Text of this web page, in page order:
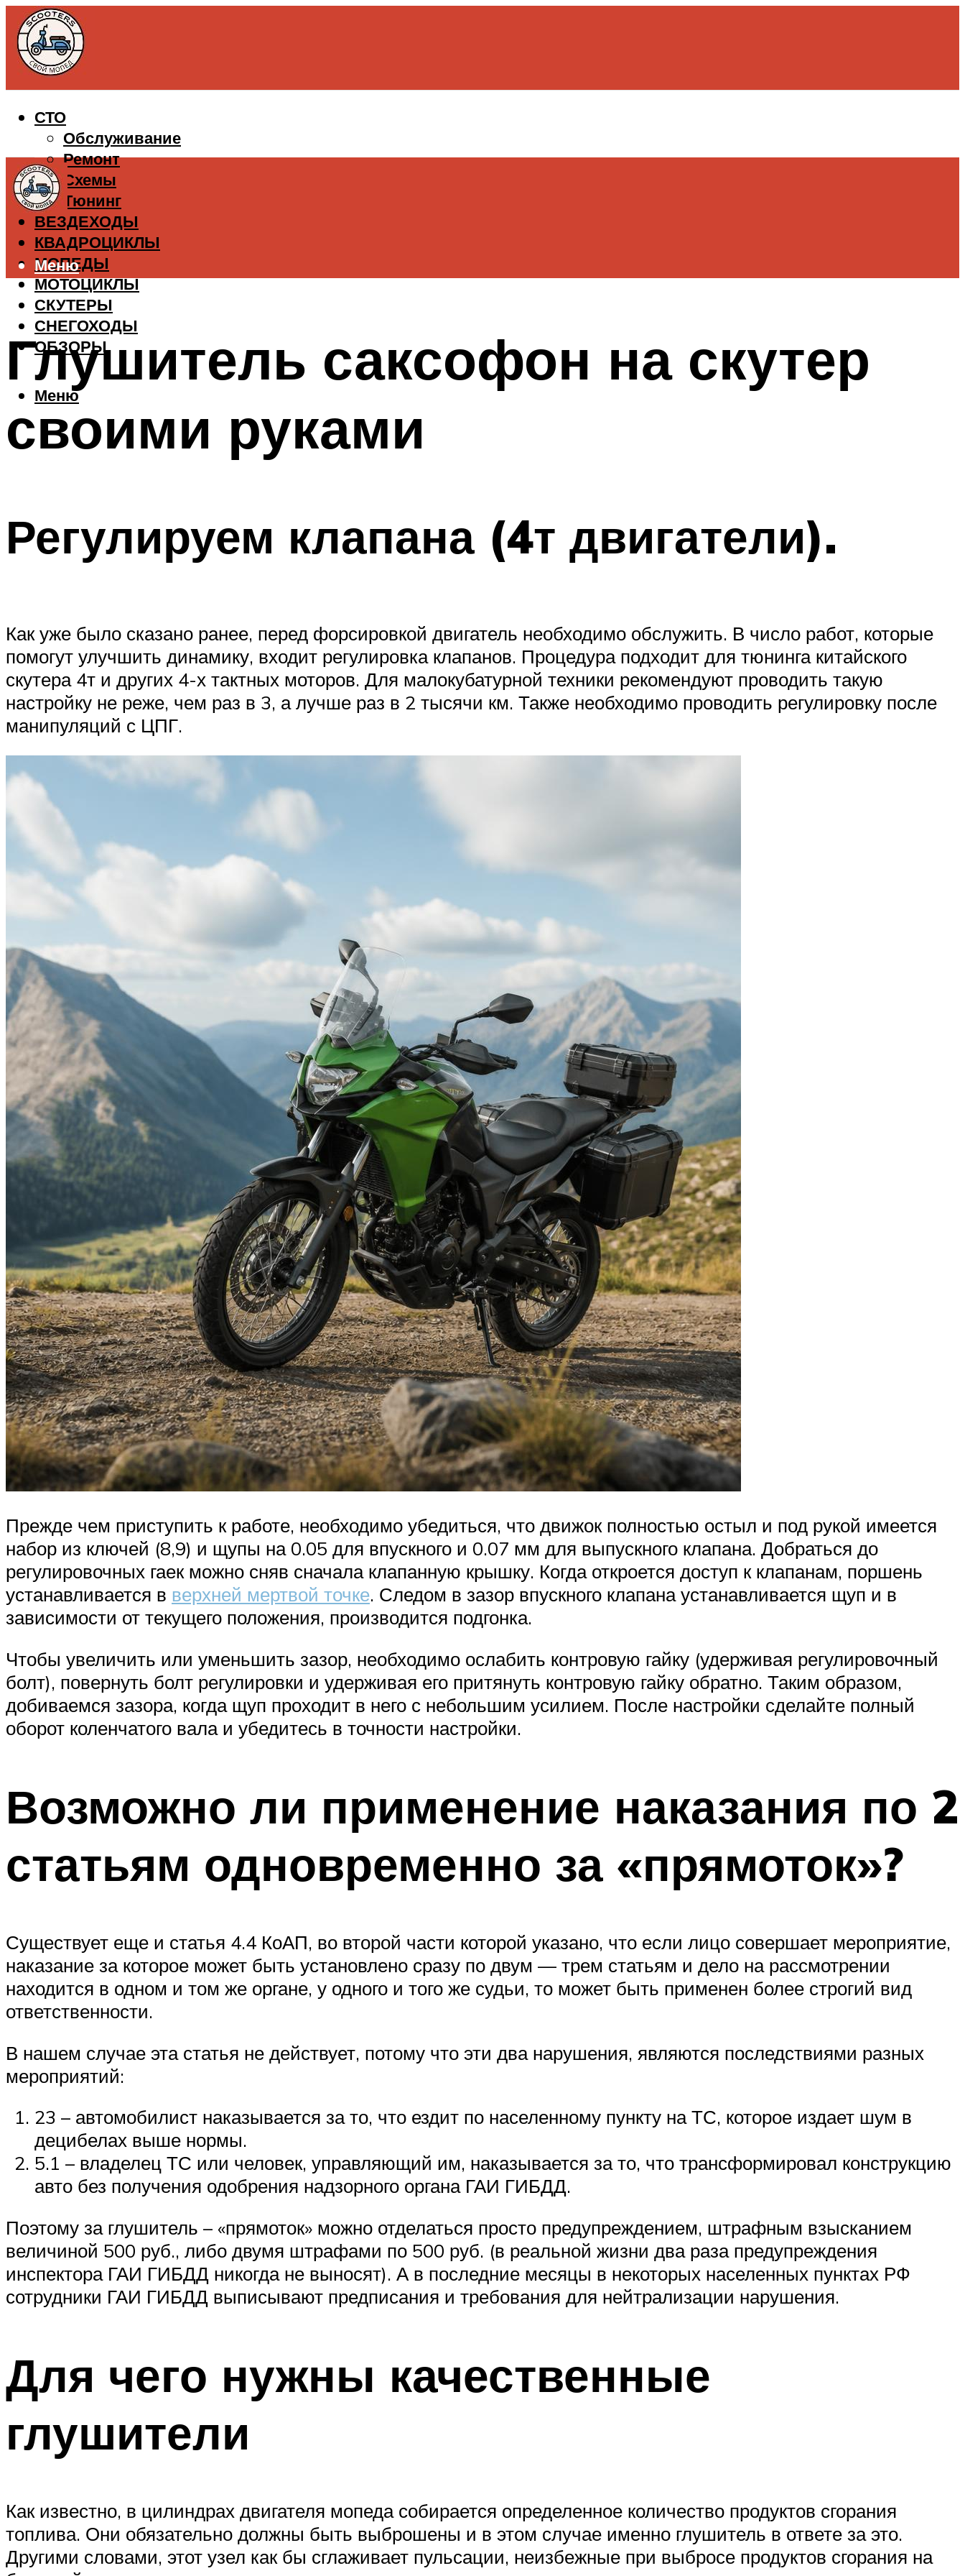
СТО
Обслуживание
Ремонт
Схемы
Тюнинг
ВЕЗДЕХОДЫ
КВАДРОЦИКЛЫ
МОПЕДЫ
МОТОЦИКЛЫ
СКУТЕРЫ
СНЕГОХОДЫ
ОБЗОРЫ
Меню
Меню
Глушитель саксофон на скутер
своими руками
Регулируем клапана (4т двигатели).
Как уже было сказано ранее, перед форсировкой двигатель необходимо обслужить. В число работ, которые
помогут улучшить динамику, входит регулировка клапанов. Процедура подходит для тюнинга китайского
скутера 4т и других 4-х тактных моторов. Для малокубатурной техники рекомендуют проводить такую
настройку не реже, чем раз в 3, а лучше раз в 2 тысячи км. Также необходимо проводить регулировку после
манипуляций с ЦПГ.
Прежде чем приступить к работе, необходимо убедиться, что движок полностью остыл и под рукой имеется
набор из ключей (8,9) и щупы на 0.05 для впускного и 0.07 мм для выпускного клапана. Добраться до
регулировочных гаек можно сняв сначала клапанную крышку. Когда откроется доступ к клапанам, поршень
устанавливается в верхней мертвой точке. Следом в зазор впускного клапана устанавливается щуп и в
зависимости от текущего положения, производится подгонка.
Чтобы увеличить или уменьшить зазор, необходимо ослабить контровую гайку (удерживая регулировочный
болт), повернуть болт регулировки и удерживая его притянуть контровую гайку обратно. Таким образом,
добиваемся зазора, когда щуп проходит в него с небольшим усилием. После настройки сделайте полный
оборот коленчатого вала и убедитесь в точности настройки.
Возможно ли применение наказания по 2
статьям одновременно за «прямоток»?
Существует еще и статья 4.4 КоАП, во второй части которой указано, что если лицо совершает мероприятие,
наказание за которое может быть установлено сразу по двум — трем статьям и дело на рассмотрении
находится в одном и том же органе, у одного и того же судьи, то может быть применен более строгий вид
ответственности.
В нашем случае эта статья не действует, потому что эти два нарушения, являются последствиями разных
мероприятий:
23 – автомобилист наказывается за то, что ездит по населенному пункту на ТС, которое издает шум в
децибелах выше нормы.
5.1 – владелец ТС или человек, управляющий им, наказывается за то, что трансформировал конструкцию
авто без получения одобрения надзорного органа ГАИ ГИБДД.
Поэтому за глушитель – «прямоток» можно отделаться просто предупреждением, штрафным взысканием
величиной 500 руб., либо двумя штрафами по 500 руб. (в реальной жизни два раза предупреждения
инспектора ГАИ ГИБДД никогда не выносят). А в последние месяцы в некоторых населенных пунктах РФ
сотрудники ГАИ ГИБДД выписывают предписания и требования для нейтрализации нарушения.
Для чего нужны качественные
глушители
Как известно, в цилиндрах двигателя мопеда собирается определенное количество продуктов сгорания
топлива. Они обязательно должны быть выброшены и в этом случае именно глушитель в ответе за это.
Другими словами, этот узел как бы сглаживает пульсации, неизбежные при выбросе продуктов сгорания на